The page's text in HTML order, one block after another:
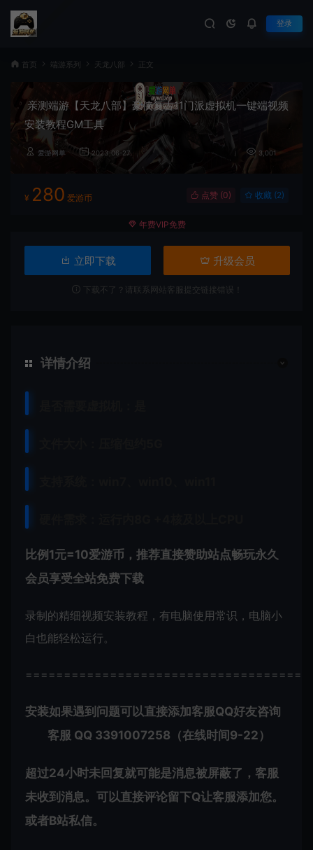
登录
首页 端游系列 天龙八部 正文
亲测端游【天龙八部】豪侠复古11门派虚拟机一键端视频
安装教程GM工具
爱游网单 2023-06-27 3,001
¥ 280 爱游币 点赞 (0) 收藏 (2)
年费VIP免费
立即下载 升级会员
下载不了？请联系网站客服提交链接错误！
详情介绍
比例1元=10爱游币，推荐直接赞助站点畅玩永久
会员享受全站免费下载
录制的精细视频安装教程，有电脑使用常识，电脑小
白也能轻松运行。
安装如果遇到问题可以直接添加客服QQ好友咨询
客服 QQ 3391007258（在线时间9-22）
超过24小时未回复就可能是消息被屏蔽了，客服
未收到消息。可以直接评论留下Q让客服添加您。
或者B站私信。